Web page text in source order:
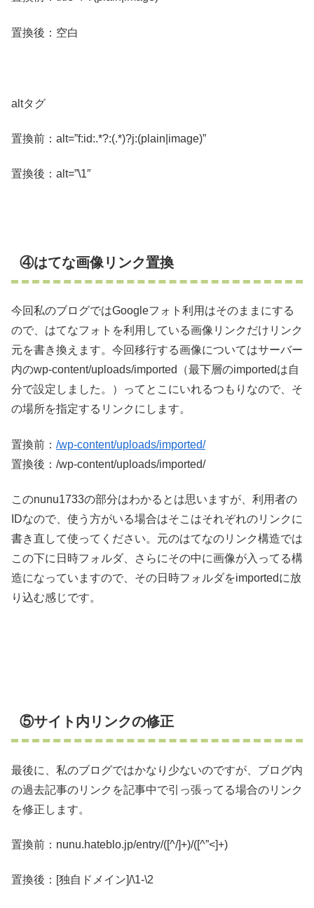
置換後：空白
altタグ
置換前：alt=”f:id:.*?:(.*)?j:(plain|image)”
置換後：alt=”\1″
④はてな画像リンク置換
今回私のブログではGoogleフォト利用はそのままにする
ので、はてなフォトを利用している画像リンクだけリンク
元を書き換えます。今回移行する画像についてはサーバー
内のwp-content/uploads/imported（最下層のimportedは自
分で設定しました。）ってとこにいれるつもりなので、そ
の場所を指定するリンクにします。
置換前： /wp-content/uploads/imported/
置換後：/wp-content/uploads/imported/
このnunu1733の部分はわかるとは思いますが、利用者の
IDなので、使う方がいる場合はそこはそれぞれのリンクに
書き直して使ってください。元のはてなのリンク構造では
この下に日時フォルダ、さらにその中に画像が入ってる構
造になっていますので、その日時フォルダをimportedに放
り込む感じです。
⑤サイト内リンクの修正
最後に、私のブログではかなり少ないのですが、ブログ内
の過去記事のリンクを記事中で引っ張ってる場合のリンク
を修正します。
置換前：nunu.hateblo.jp/entry/([^/]+)/([^”<]+)
置換後：[独自ドメイン]/\1-\2